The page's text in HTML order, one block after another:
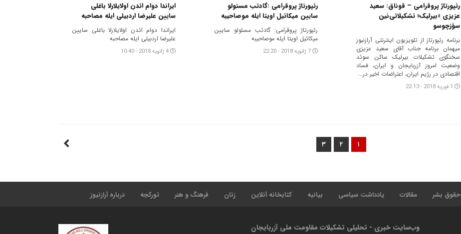
رئپورتاژ پروقرامی – قوناق: سعید
عزیزی «بیرلیک» تشکیلاتی‌نین
سؤزچوسو
برنامه رئپورتاز از تلویزیون اینترنتی آرازنیوز
میهمان برنامه جناب آقای سعید عزیزی
سخنگوی تشکیلات بیرلیک ساکن سوئد
وضعیت امروز آزربایجان و ایران، فساد
اقتصادی در رژیم ایران، اعتراضات اخیر در...
1 فوریه 2018 - 22:13
رئپورتاژ پروقرامی :گادتب مسئولو
سایین میکائیل اویتا ایله موصاحیبه
رئپورتاژ پروقرامی: گادتب مسئولو سایین
میکائیل اویتا ایله موصاحیبه
7 ژانویه 2018 - 22:20
ایراندا دوام ائدن اولایلارلا باغلی
سایین علیرضا اردبیلی ایله مصاحبه
ایراندا دوام ائدن اولایلارلا باغلی سایین
علیرضا اردبیلی ایله مصاحبه
4 ژانویه 2018 - 10:40
۱ ۲ ۳
حقوق بشر مقالات یادداشت سیاسی بیانیه کتابخانه آنلاین زنان فرهنگ و هنر تورکجه درباره آرازنیوز
وب‌سایت خبری - تحلیلی تشکیلات مقاومت ملی آزربایجان